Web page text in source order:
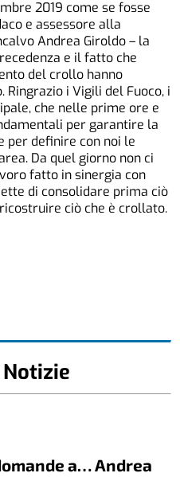
2019 come se fosse
e assessore alla
Andrea Giroldo – la
e il fatto che
del crollo hanno
i Vigili del Fuoco, i
che nelle prime ore e
per garantire la
per definire con noi le
Da quel giorno non ci
fatto in sinergia con
di consolidare prima ciò
ciò che è crollato.
a… Andrea